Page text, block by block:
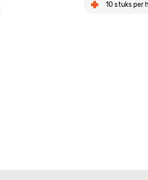
10 stuks per